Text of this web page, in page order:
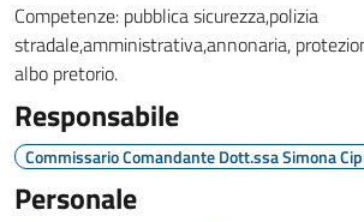
Competenze: pubblica sicurezza,polizia
stradale,amministrativa,annonaria,
albo pretorio.
Responsabile
Commissario Comandante Dott.ssa Simona
Personale